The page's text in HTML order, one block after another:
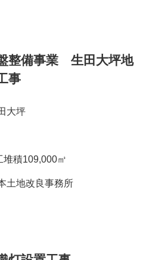
整備事業 生田大坪地
事
大坪
積109,000㎥
土地改良事務所